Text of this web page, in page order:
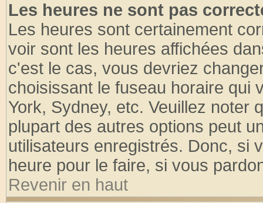
Les heures ne sont pas
Les heures sont certainement
voir sont les heures affichées
c'est le cas, vous devriez
choisissant le fuseau horaire qui
York, Sydney, etc. Veuillez noter
plupart des autres options peut
utilisateurs enregistrés. Donc, si
heure pour le faire, si vous
Revenir en haut